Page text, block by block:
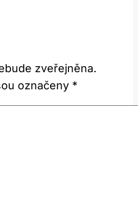
zveřejněna.
označeny *